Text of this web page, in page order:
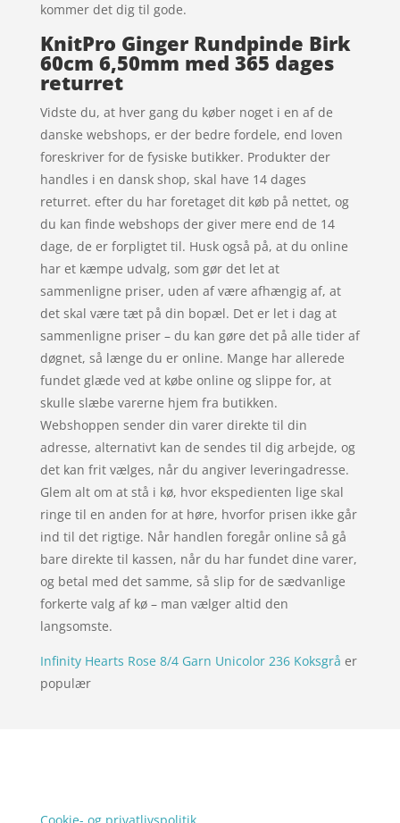
kommer det dig til gode.
KnitPro Ginger Rundpinde Birk
60cm 6,50mm med 365 dages
returret
Vidste du, at hver gang du køber noget i en af de
danske webshops, er der bedre fordele, end loven
foreskriver for de fysiske butikker. Produkter der
handles i en dansk shop, skal have 14 dages
returret. efter du har foretaget dit køb på nettet, og
du kan finde webshops der giver mere end de 14
dage, de er forpligtet til. Husk også på, at du online
har et kæmpe udvalg, som gør det let at
sammenligne priser, uden af være afhængig af, at
det skal være tæt på din bopæl. Det er let i dag at
sammenligne priser – du kan gøre det på alle tider af
døgnet, så længe du er online. Mange har allerede
fundet glæde ved at købe online og slippe for, at
skulle slæbe varerne hjem fra butikken.
Webshoppen sender din varer direkte til din
adresse, alternativt kan de sendes til dig arbejde, og
det kan frit vælges, når du angiver leveringadresse.
Glem alt om at stå i kø, hvor ekspedienten lige skal
ringe til en anden for at høre, hvorfor prisen ikke går
ind til det rigtige. Når handlen foregår online så gå
bare direkte til kassen, når du har fundet dine varer,
og betal med det samme, så slip for de sædvanlige
forkerte valg af kø – man vælger altid den
langsomste.
Infinity Hearts Rose 8/4 Garn Unicolor 236 Koksgrå er
populær